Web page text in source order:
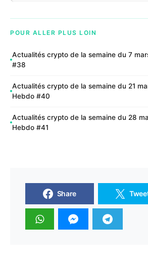
POUR ALLER PLUS LOIN
Actualités crypto de la semaine du 7
#38
Actualités crypto de la semaine du 21
Hebdo #40
Actualités crypto de la semaine du 28
Hebdo #41
Share